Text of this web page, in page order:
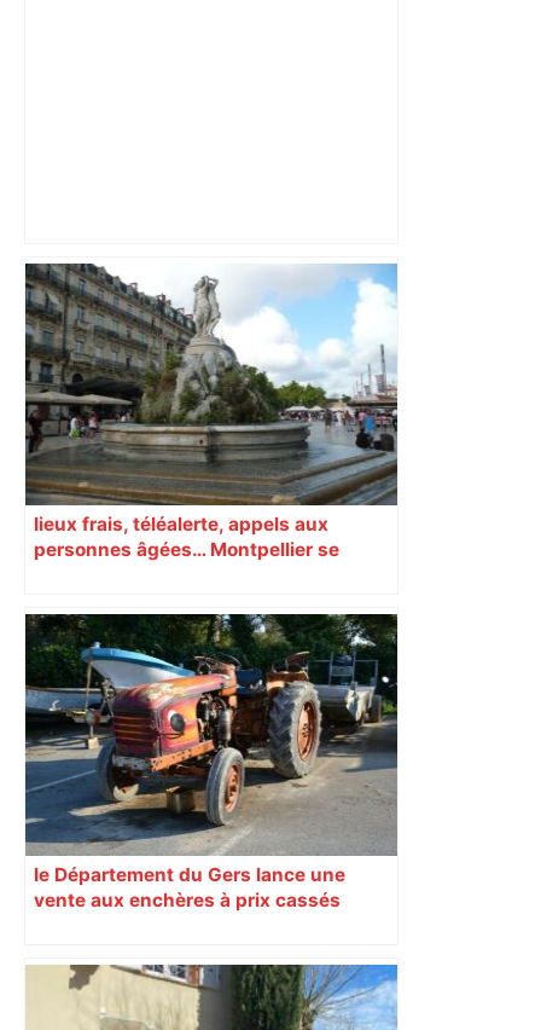
Municipales 2026 à Toulouse : voiture,
métro et train encombrent la campagne
électorale – – Le Mans.maville.com
lieux frais, téléalerte, appels aux
personnes âgées… Montpellier se
le Département du Gers lance une
vente aux enchères à prix cassés